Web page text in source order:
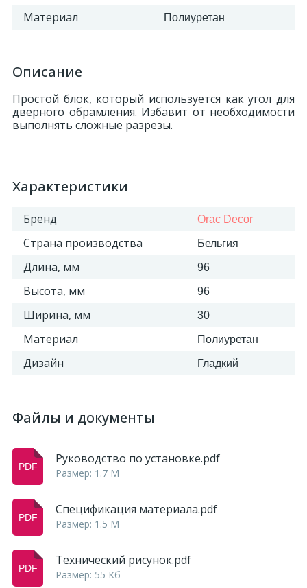
Материал Полиуретан
Описание
Простой блок, который используется как угол для
дверного обрамления. Избавит от необходимости
выполнять сложные разрезы.
Характеристики
Бренд Orac Decor
Страна производства Бельгия
Длина, мм 96
Высота, мм 96
Ширина, мм 30
Материал Полиуретан
Дизайн Гладкий
Файлы и документы
Руководство по установке.pdf
Размер: 1.7 M
Спецификация материала.pdf
Размер: 1.5 M
Технический рисунок.pdf
Размер: 55 Кб